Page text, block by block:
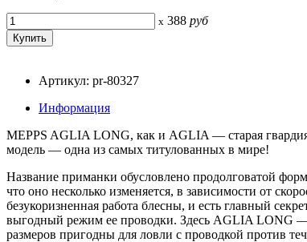
x 388 руб
Артикул: pr-80327
Информация
MEPPS AGLIA LONG, как и AGLIA — старая
модель — одна из самых титулованных в мире!
Название приманки обусловлено продолговатой
что оно несколько изменяется, в зависимости от
безукоризненная работа блесны, и есть главный
выгодный режим ее проводки. Здесь AGLIA LONG —
размеров пригодны для ловли с проводкой против